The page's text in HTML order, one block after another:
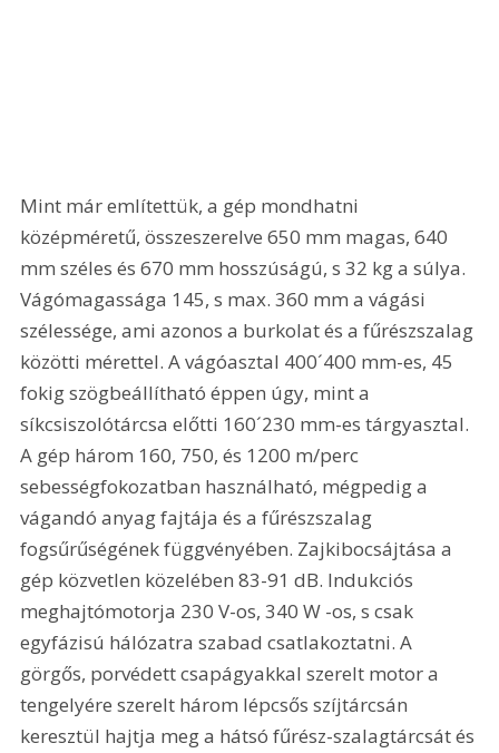
Mint már említettük, a gép mondhatni
középméretű, összeszerelve 650 mm magas, 640
mm széles és 670 mm hosszúságú, s 32 kg a súlya.
Vágómagassága 145, s max. 360 mm a vágási
szélessége, ami azonos a burkolat és a fűrészszalag
közötti mérettel. A vágóasztal 400´400 mm-es, 45
fokig szögbeállítható éppen úgy, mint a
síkcsiszolótárcsa előtti 160´230 mm-es tárgyasztal.
A gép három 160, 750, és 1200 m/perc
sebességfokozatban használható, mégpedig a
vágandó anyag fajtája és a fűrészszalag
fogsűrűségének függvényében. Zajkibocsájtása a
gép közvetlen közelében 83-91 dB. Indukciós
meghajtómotorja 230 V-os, 340 W -os, s csak
egyfázisú hálózatra szabad csatlakoztatni. A
görgős, porvédett csapágyakkal szerelt motor a
tengelyére szerelt három lépcsős szíjtárcsán
keresztül hajtja meg a hátsó fűrész-szalagtárcsát és